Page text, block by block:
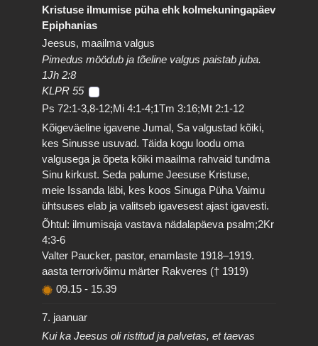
Kristuse ilmumise püha ehk kolmekuningapäev
Epiphanias
Jeesus, maailma valgus
Pimedus möödub ja tõeline valgus paistab juba.
1Jh 2:8
KLPR 55
Ps 72:1-3,8-12;Mi 4:1-4;1Tm 3:16;Mt 2:1-12
Kõigeväeline igavene Jumal, Sa valgustad kõiki,
kes Sinusse usuvad. Täida kogu loodu oma
valgusega ja õpeta kõiki maailma rahvaid tundma
Sinu kirkust. Seda palume Jeesuse Kristuse,
meie Issanda läbi, kes koos Sinuga Püha Vaimu
ühtsuses elab ja valitseb igavesest ajast igavesti.
Õhtul: ilmumisaja vastava nädalapäeva psalm;2Kr
4:3-6
Valter Paucker, pastor, enamlaste 1918–1919.
aasta terrorivõimu märter Rakveres († 1919)
09.15 - 15.39
7. jaanuar
Kui ka Jeesus oli ristitud ja palvetas, et taevas